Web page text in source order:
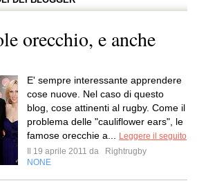
orecchio, e anche
E' sempre interessante apprendere
cose nuove. Nel caso di questo
blog, cose attinenti al rugby. Come il
problema delle "cauliflower ears", le
famose orecchie a...
Leggere il seguito
Il 19 aprile 2011 da
Rightrugby
NONE